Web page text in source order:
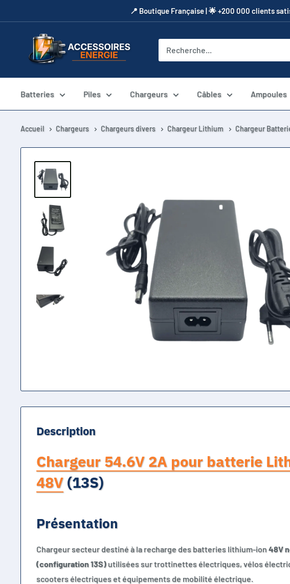
au
​📍​ Boutique Française | 🌟 +200 000 clients
Accessoires
Energie
Batteries Piles Chargeurs Câbles Ampoules
Accueil Chargeurs Chargeurs divers Chargeur Lithium Chargeur
Description
Chargeur 54.6V 2A pour batterie
48V (13S)
Présentation
Chargeur secteur destiné à la recharge des batteries lithium-ion48V
(configuration 13S)utilisées sur trottinettes électriques, vélos
scooters électriques et équipements de mobilité électrique.